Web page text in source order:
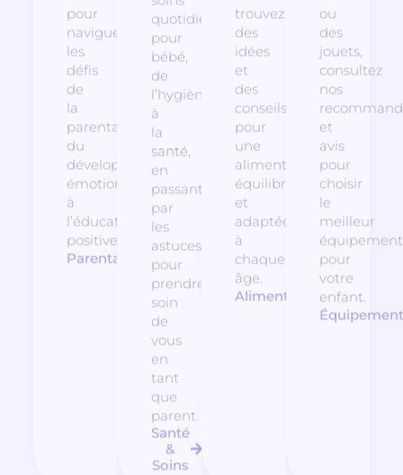
pour
naviguer
les
défis
de
la
parentalité,
du
développement
émotionnel
à
l’éducation
positive.
Parentalité
quotidiens
pour
bébé,
de
l’hygiène
à
la
santé,
en
passant
par
les
astuces
pour
prendre
soin
de
vous
en
tant
que
parent.
Santé
&
Soins
trouvez
des
idées
et
des
conseils
pour
une
alimentation
équilibrée
et
adaptée
à
chaque
âge.
Alimentation
ou
des
jouets,
consultez
nos
et
avis
pour
choisir
le
meilleur
équipement
pour
votre
enfant.
Équipement